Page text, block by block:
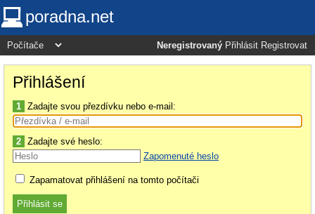
poradna.net
Neregistrovaný Přihlásit Registrovat
Přihlášení
1 Zadajte svou přezdívku nebo e-mail:
2 Zadajte své heslo:
Zapomenuté heslo
Zapamatovat přihlášení na tomto počítači